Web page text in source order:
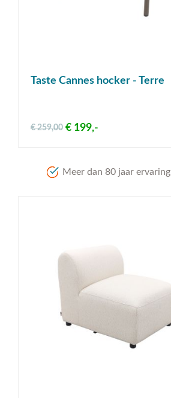
Taste Cannes hocker - Terre
€ 199,-
€ 259,00
Meer dan 80 jaar ervaring